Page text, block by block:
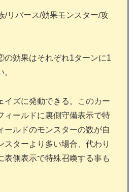
/リバース/効果モンスター/攻
効果はそれぞれ1ターンに1
ズに発動できる。このカー
ィールドに裏側守備表示で特
ールドのモンスターの数が自
スターより多い場合、代わり
表側表示で特殊召喚する事も